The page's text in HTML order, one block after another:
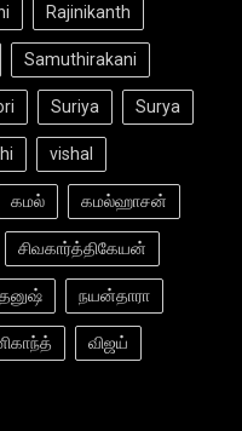
Rajinikanth
Samuthirakani
Suriya Surya
vishal
கமல் கமல்ஹாசன்
சிவகார்த்திகேயன்
தனுஷ் நயன்தாரா
விஜய்